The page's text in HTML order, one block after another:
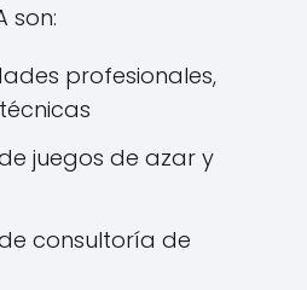
son:
profesionales,
juegos de azar y
consultoría de